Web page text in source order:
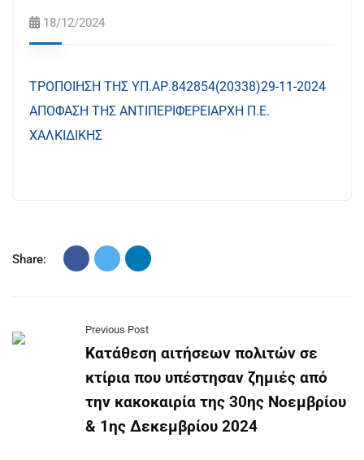
18/12/2024
ΤΡΟΠΟΙΗΣΗ ΤΗΣ ΥΠ.ΑΡ.842854(20338)29-11-2024
ΑΠΟΦΑΣΗ ΤΗΣ ΑΝΤΙΠΕΡΙΦΕΡΕΙΑΡΧΗ Π.Ε.
ΧΑΛΚΙΔΙΚΗΣ
Share:
Previous Post
Κατάθεση αιτήσεων πολιτών σε
κτίρια που υπέστησαν ζημιές από
την κακοκαιρία της 30ης Νοεμβρίου
& 1ης Δεκεμβρίου 2024